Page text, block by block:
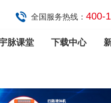
全国服务热线： 400-
脉课堂 下载中心